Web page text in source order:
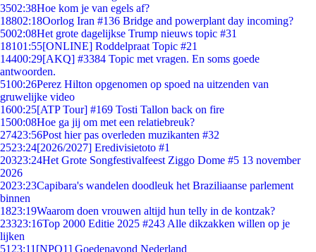
3502:38Hoe kom je van egels af?
18802:18Oorlog Iran #136 Bridge and powerplant day incoming?
5002:08Het grote dagelijkse Trump nieuws topic #31
18101:55[ONLINE] Roddelpraat Topic #21
14400:29[AKQ] #3384 Topic met vragen. En soms goede
antwoorden.
5100:26Perez Hilton opgenomen op spoed na uitzenden van
gruwelijke video
1600:25[ATP Tour] #169 Tosti Tallon back on fire
1500:08Hoe ga jij om met een relatiebreuk?
27423:56Post hier pas overleden muzikanten #32
2523:24[2026/2027] Eredivisietoto #1
20323:24Het Grote Songfestivalfeest Ziggo Dome #5 13 november
2026
2023:23Capibara's wandelen doodleuk het Braziliaanse parlement
binnen
1823:19Waarom doen vrouwen altijd hun telly in de kontzak?
23323:16Top 2000 Editie 2025 #243 Alle dikzakken willen op je
lijken
51 23:11 [NPO1] Goedenavond Nederland